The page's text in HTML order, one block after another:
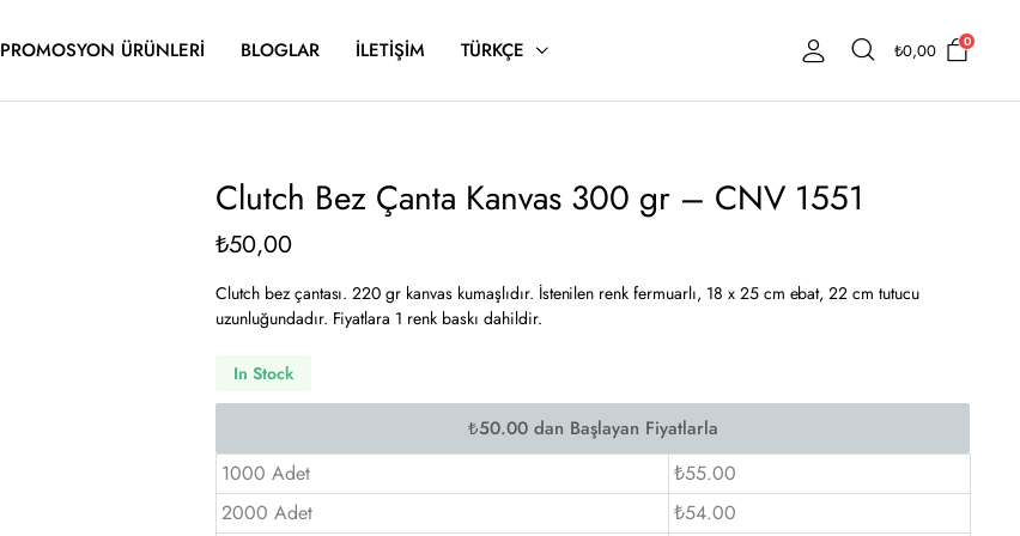
PROMOSYON ÜRÜNLERI BLOGLAR İLETIŞIM TÜRKÇE ₺0,00 0
Clutch Bez Çanta Kanvas 300 gr – CNV 1551
₺50,00
Clutch bez çantası. 220 gr kanvas kumaşlıdır. İstenilen renk fermuarlı, 18 x 25 cm ebat, 22 cm tutucu
uzunluğundadır. Fiyatlara 1 renk baskı dahildir.
In Stock
1000 Adet
₺55.00
2000 Adet
₺54.00